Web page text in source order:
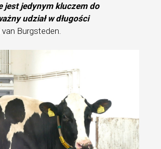
jest jedynym kluczem do
udział w długości
Burgsteden.